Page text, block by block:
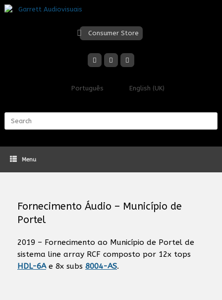
Skip
to
Consumer Store
Português English (UK)
Menu
Fornecimento Áudio – Município de
Portel
2019 – Fornecimento ao Município de Portel de
sistema line array RCF composto por 12x tops
HDL-6Ae 8x subs 8004-AS.